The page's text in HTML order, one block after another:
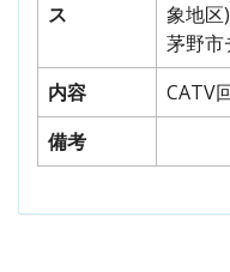
ス
象地区)
茅野市
内容
CATV
備考